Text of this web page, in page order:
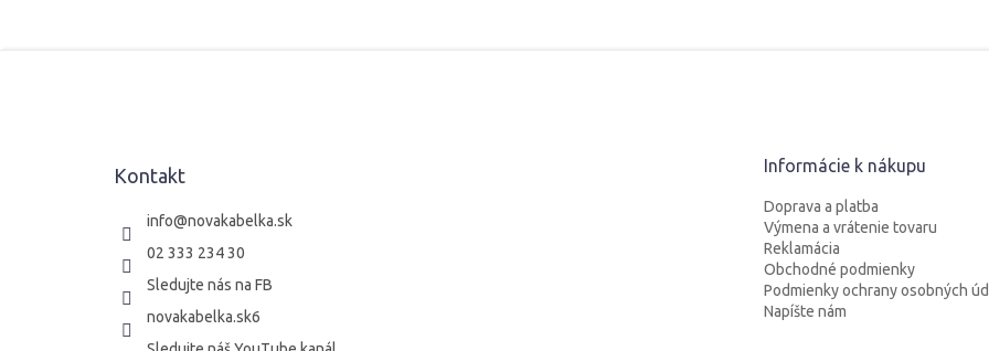
Kontakt
info@novakabelka.sk
02 333 234 30
Sledujte nás na FB
novakabelka.sk6
Informácie k nákupu
Doprava a platba
Výmena a vrátenie tovaru
Reklamácia
Obchodné podmienky
Podmienky ochrany osobných
Napíšte nám